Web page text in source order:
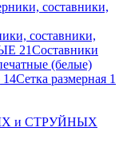
составники,
21Составники
(белые)
14Сетка размерная 1